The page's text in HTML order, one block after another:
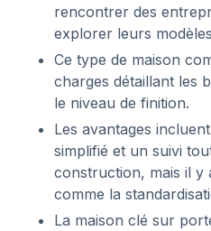
rencontrer des
explorer leurs
Ce type de maison
charges détaillant les
le niveau de finition.
Les avantages
simplifié et un suivi
construction, mais il y
comme la
La maison clé sur